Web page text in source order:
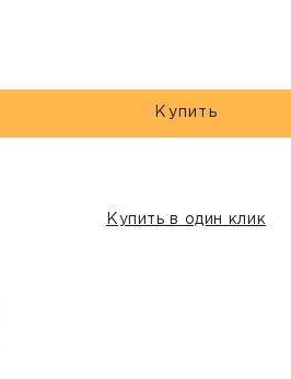
Купить
Купить в один клик